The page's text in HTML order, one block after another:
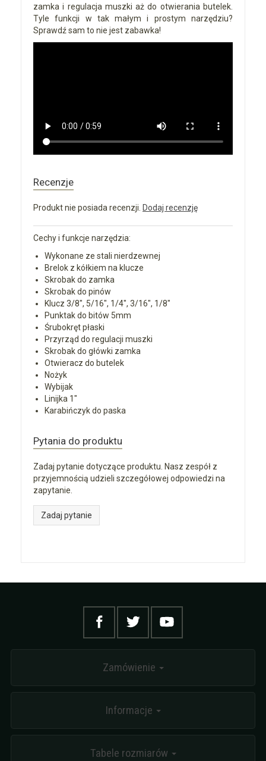
zamka i regulacja muszki aż do otwierania butelek.
Tyle funkcji w tak małym i prostym narzędziu?
Sprawdź sam to nie jest zabawka!
Recenzje
Produkt nie posiada recenzji. Dodaj recenzję
Cechy i funkcje narzędzia:
Wykonane ze stali nierdzewnej
Brelok z kółkiem na klucze
Skrobak do zamka
Skrobak do pinów
Klucz 3/8", 5/16", 1/4", 3/16", 1/8"
Punktak do bitów 5mm
Śrubokręt płaski
Przyrząd do regulacji muszki
Skrobak do główki zamka
Otwieracz do butelek
Nożyk
Wybijak
Linijka 1"
Karabińczyk do paska
Pytania do produktu
Zadaj pytanie dotyczące produktu. Nasz zespół z
przyjemnością udzieli szczegółowej odpowiedzi na
zapytanie.
Zadaj pytanie
Zamówienie
Informacje
Tabele rozmiarów